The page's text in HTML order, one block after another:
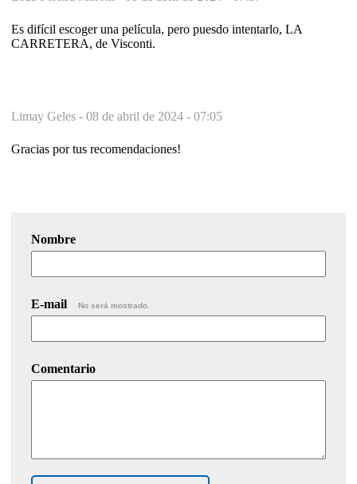
Es difícil escoger una película, pero puesdo intentarlo, LA
CARRETERA, de Visconti.
Limay Geles - 08 de abril de 2024 - 07:05
Gracias por tus recomendaciones!
Nombre
E-mail No será mostrado.
Comentario